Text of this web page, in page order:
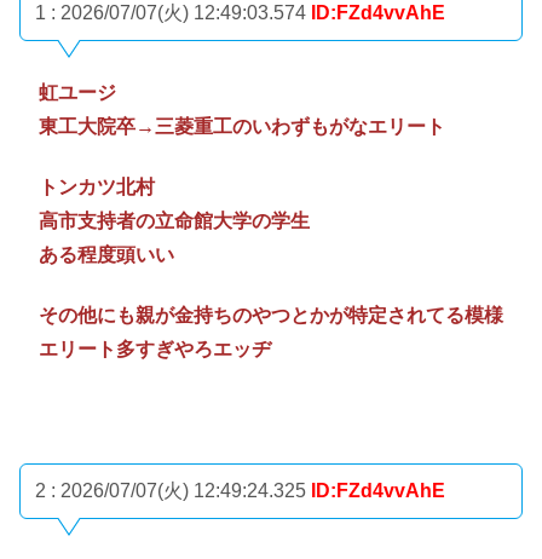
1 : 2026/07/07(火) 12:49:03.574 ID:FZd4vvAhE
虹ユージ
東工大院卒→三菱重工のいわずもがなエリート
トンカツ北村
高市支持者の立命館大学の学生
ある程度頭いい
その他にも親が金持ちのやつとかが特定されてる模様
エリート多すぎやろエッヂ
2 : 2026/07/07(火) 12:49:24.325 ID:FZd4vvAhE